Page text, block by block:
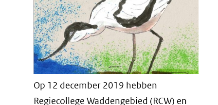
Op 12 december 2019 hebben
Regiecollege Waddengebied (RCW) en